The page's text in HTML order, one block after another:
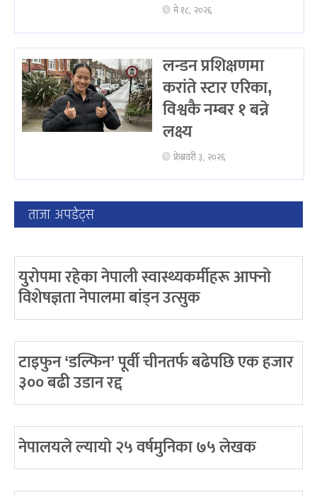
मे १८, २०२६
लन्डन प्रशिक्षणमा
करांते स्टार एरिका,
विश्वकै नम्बर १ बन्ने
लक्ष्य
फ्रेब्रवरी ३, २०२६
ताजा अपडेट्स
युरोपमा रहेका नेपाली स्वास्थ्यकर्मीहरू आफ्नो
विशेषज्ञता नेपालमा बांड्न उत्सुक
टाइफुन ‘डल्फिन’ पूर्वी चीनतर्फ बढेपछि एक हजार
३०० बढी उडान रद्द
नेपालयले ल्यायो २५ वर्षमुनिका ७५ लेखक